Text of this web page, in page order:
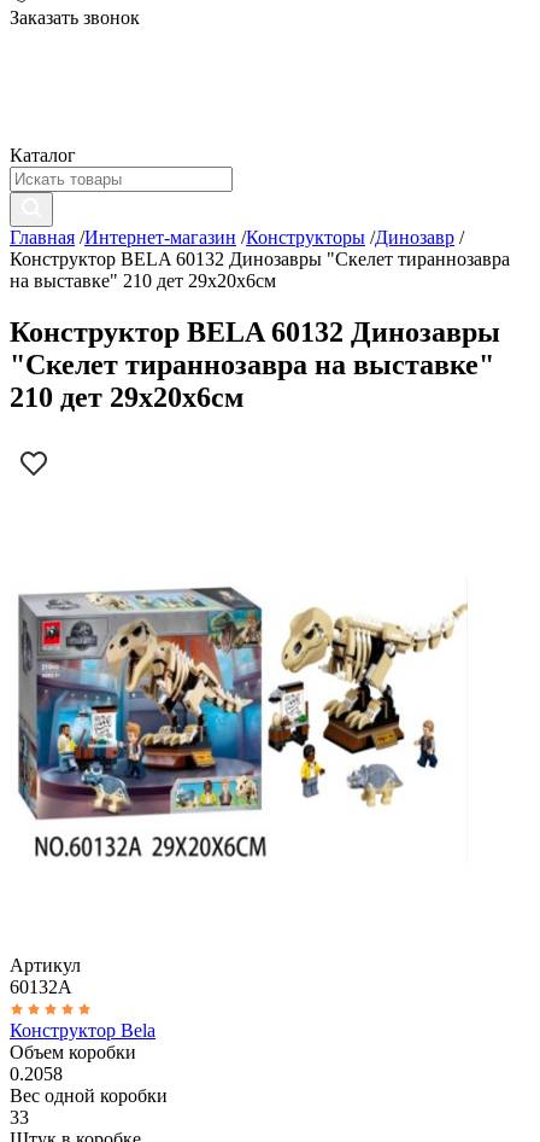
Заказать звонок
Каталог
Главная /Интернет-магазин /Конструкторы /Динозавр /
Конструктор BELA 60132 Динозавры "Скелет тираннозавра
на выставке" 210 дет 29х20х6см
Конструктор BELA 60132 Динозавры
"Скелет тираннозавра на выставке"
210 дет 29х20х6см
Артикул
60132A
Конструктор Bela
Объем коробки
0.2058
Вес одной коробки
33